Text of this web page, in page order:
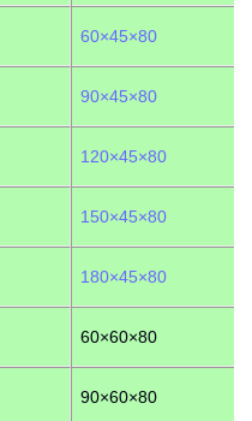
60×45×80
90×45×80
120×45×80
150×45×80
180×45×80
60×60×80
90×60×80